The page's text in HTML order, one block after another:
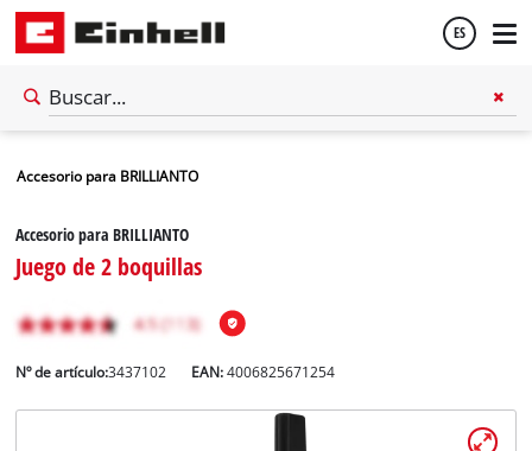
ES
Accesorio para BRILLIANTO
Accesorio para BRILLIANTO
Juego de 2 boquillas
Nº de artículo:3437102 EAN:4006825671254